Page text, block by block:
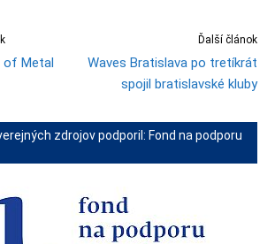
of Metal
Ďalší článok
Waves Bratislava po tretíkrát
spojil bratislavské kluby
zdrojov podporil: Fond na podporu